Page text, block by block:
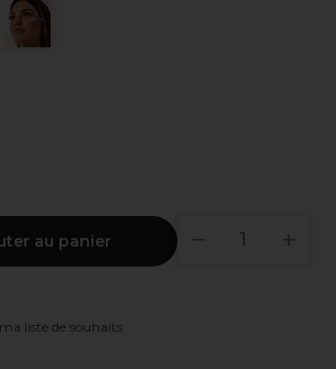
au panier
liste de souhaits